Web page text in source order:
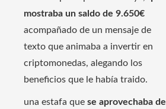
mostraba un saldo de 9.650€
acompañado de un mensaje de
texto que animaba a invertir en
criptomonedas, alegando los
beneficios que le había traido.
una estafa que se aprovechaba de